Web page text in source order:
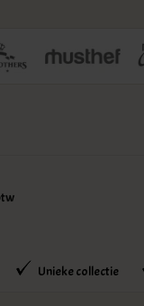
Unieke collectie